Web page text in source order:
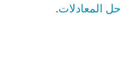
حل المعادلات.